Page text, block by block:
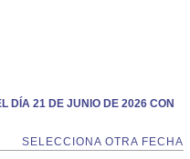
DÍA 21 DE JUNIO DE 2026 CON
SELECCIONA OTRA FECHA